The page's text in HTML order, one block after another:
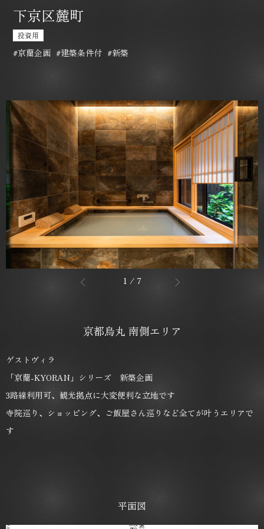
下京区麓町
投資用
#京蘭企画 #建築条件付 #新築
1 / 7
京都烏丸 南側エリア
ゲストヴィラ
「京蘭-KYORAN」シリーズ 新築企画
3路線利用可、観光拠点に大変便利な立地です
寺院巡り、ショッピング、ご飯屋さん巡りなど全てが叶うエリアで
す
平面図